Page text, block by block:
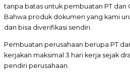
tanpa batas untuk pembuatan PT dan
Bahwa produk dokumen yang kami
dan bisa diverifikasi sendiri.
Pembuatan perusahaan berupa PT
kerjakan maksimal 3 hari kerja sejak
pendiri perusahaan.